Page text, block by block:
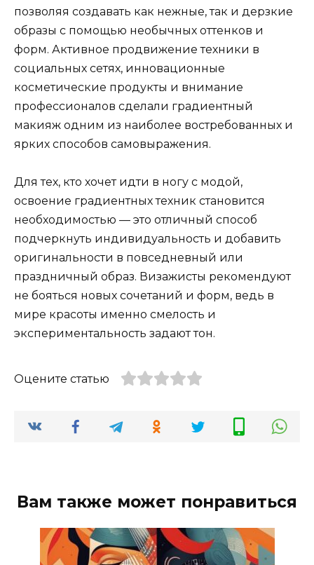
позволяя создавать как нежные, так и дерзкие
образы с помощью необычных оттенков и
форм. Активное продвижение техники в
социальных сетях, инновационные
косметические продукты и внимание
профессионалов сделали градиентный
макияж одним из наиболее востребованных и
ярких способов самовыражения.
Для тех, кто хочет идти в ногу с модой,
освоение градиентных техник становится
необходимостью — это отличный способ
подчеркнуть индивидуальность и добавить
оригинальности в повседневный или
праздничный образ. Визажисты рекомендуют
не бояться новых сочетаний и форм, ведь в
мире красоты именно смелость и
экспериментальность задают тон.
Оцените статью
Вам также может понравиться